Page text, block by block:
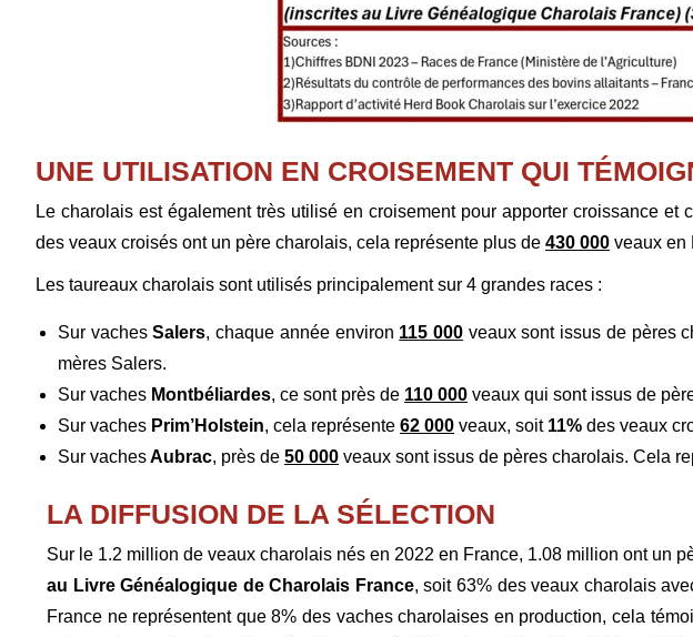
UNE UTILISATION EN CROISEMENT QUI
Le charolais est également très utilisé en croisement pour apporter croissance
des veaux croisés ont un père charolais, cela représente plus de 430 000 veaux en
Les taureaux charolais sont utilisés principalement sur 4 grandes races :
Sur vachesSalers, chaque année environ 115 000veaux sont issus de pères
mères Salers.
Sur vaches Montbéliardes, ce sont près de 110 000 veaux qui sont issus de
Sur vaches Prim’Holstein, cela représente 62 000 veaux, soit 11% des veaux
Sur vachesAubrac, près de 50 000 veaux sont issus de pères charolais. Cela
LA DIFFUSION DE LA SÉLECTION
Sur le 1.2 million de veaux charolais nés en 2022 en France, 1.08 million ont un
au Livre Généalogique de Charolais France, soit 63% des veaux charolais
France ne représentent que 8% des vaches charolaises en production, cela